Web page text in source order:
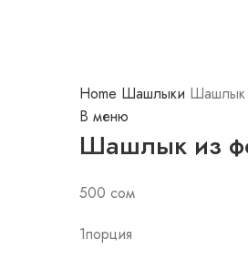
Home Шашлыки Шашлык
В меню
Шашлык из
500 сом
1порция